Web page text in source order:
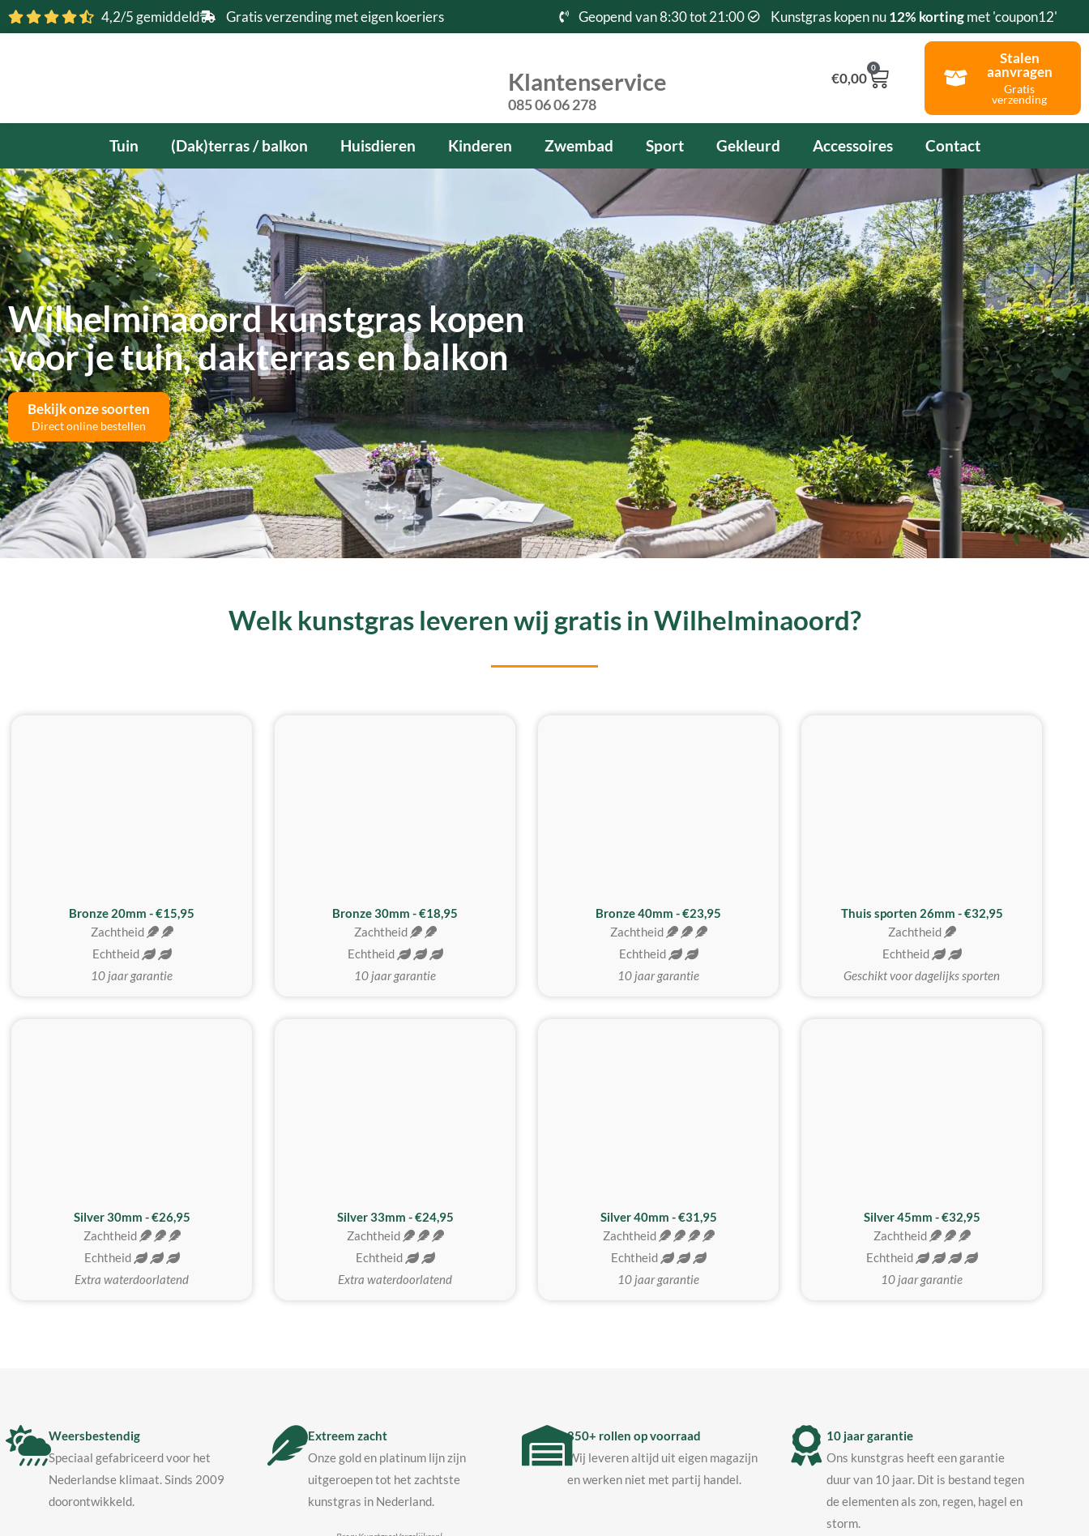
Ga
naar
4,2/5 gemiddeld Gratis verzending met eigen koeriers Geopend van 8:30 tot 21:00 Kunstgras kopen nu12% kortingmet 'coupon12'
Klantenservice
085 06 06 278
€0,00
0
Winkelwagen
Stalen
aanvragen
Gratis
verzending
Tuin (Dak)terras / balkon Huisdieren Kinderen Zwembad Sport Gekleurd Accessoires Contact
Wilhelminaoord kunstgras kopen
voor je tuin, dakterras en balkon
Bekijk onze soorten
Direct online bestellen
Welk kunstgras leveren wij gratis in Wilhelminaoord?
Bronze 20mm - €15,95
Zachtheid
Echtheid
10 jaar garantie
Bronze 30mm - €18,95
Zachtheid
Echtheid
10 jaar garantie
Bronze 40mm - €23,95
Zachtheid
Echtheid
10 jaar garantie
Thuis sporten 26mm - €32,95
Zachtheid
Echtheid
Geschikt voor dagelijks sporten
Silver 30mm - €26,95
Zachtheid
Echtheid
Extra waterdoorlatend
Silver 33mm - €24,95
Zachtheid
Echtheid
Extra waterdoorlatend
Silver 40mm - €31,95
Zachtheid
Echtheid
10 jaar garantie
MEEST GEKOZEN
Silver 45mm - €32,95
Zachtheid
Echtheid
10 jaar garantie
Weersbestendig
Speciaal gefabriceerd voor het
Nederlandse klimaat. Sinds 2009
doorontwikkeld.
Extreem zacht
Onze gold en platinum lijn zijn
uitgeroepen tot het zachtste
kunstgras in Nederland.
850+ rollen op voorraad
Wij leveren altijd uit eigen magazijn
en werken niet met partij handel.
10 jaar garantie
Ons kunstgras heeft een garantie
duur van 10 jaar. Dit is bestand tegen
de elementen als zon, regen, hagel en
storm.